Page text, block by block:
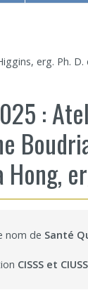
Dépôt et
erg. Ph.
:
nom de Santé
CISSS et